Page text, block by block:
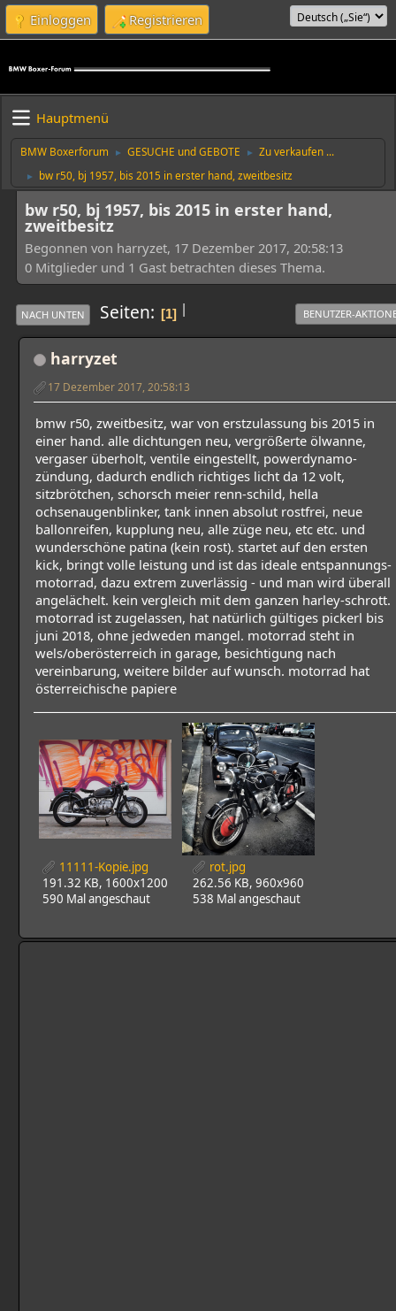
Einloggen Registrieren
Hauptmenü
BMW Boxerforum ► GESUCHE und GEBOTE ► Zu verkaufen ...
► bw r50, bj 1957, bis 2015 in erster hand, zweitbesitz
bw r50, bj 1957, bis 2015 in erster hand,
zweitbesitz
Begonnen von harryzet, 17 Dezember 2017, 20:58:13
0 Mitglieder und 1 Gast betrachten dieses Thema.
|
NACH UNTEN Seiten 1 BENUTZER-
harryzet
17 Dezember 2017, 20:58:13
bmw r50, zweitbesitz, war von erstzulassung bis 2015 in
einer hand. alle dichtungen neu, vergrößerte ölwanne,
vergaser überholt, ventile eingestellt, powerdynamo-
zündung, dadurch endlich richtiges licht da 12 volt,
sitzbrötchen, schorsch meier renn-schild, hella
ochsenaugenblinker, tank innen absolut rostfrei, neue
ballonreifen, kupplung neu, alle züge neu, etc etc. und
wunderschöne patina (kein rost). startet auf den ersten
kick, bringt volle leistung und ist das ideale entspannungs-
motorrad, dazu extrem zuverlässig - und man wird überall
angelächelt. kein vergleich mit dem ganzen harley-schrott.
motorrad ist zugelassen, hat natürlich gültiges pickerl bis
juni 2018, ohne jedweden mangel. motorrad steht in
wels/oberösterreich in garage, besichtigung nach
vereinbarung, weitere bilder auf wunsch. motorrad hat
österreichische papiere
11111-Kopie.jpg
191.32 KB, 1600x1200
590 Mal angeschaut
rot.jpg
262.56 KB, 960x960
538 Mal angeschaut